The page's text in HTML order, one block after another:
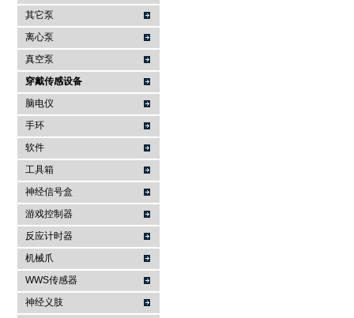
其它泵
离心泵
真空泵
穿戴传感设备
脑电仪
手环
软件
工具箱
神经信号盒
游戏控制器
反应计时器
机械爪
WWS传感器
神经义肢